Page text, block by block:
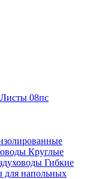
Листы 08пс
Круглые
Гибкие
для напольных